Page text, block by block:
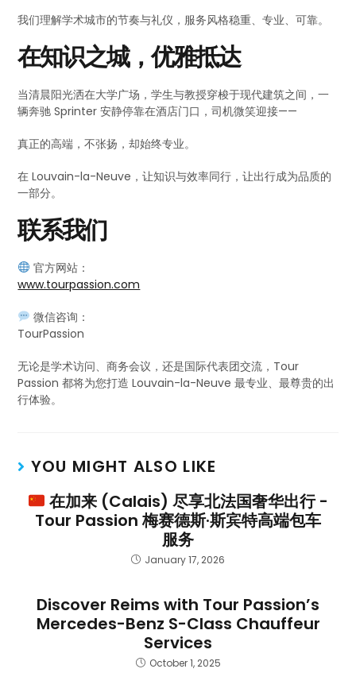
我们理解学术城市的节奏与礼仪，服务风格稳重、专业、可靠。
在知识之城，优雅抵达
当清晨阳光洒在大学广场，学生与教授穿梭于现代建筑之间，一
辆奔驰 Sprinter 安静停靠在酒店门口，司机微笑迎接——
真正的高端，不张扬，却始终专业。
在 Louvain-la-Neuve，让知识与效率同行，让出行成为品质的
一部分。
联系我们
官方网站：
www.tourpassion.com
微信咨询：
TourPassion
无论是学术访问、商务会议，还是国际代表团交流，Tour
Passion 都将为您打造 Louvain-la-Neuve 最专业、最尊贵的出
行体验。
YOU MIGHT ALSO LIKE
在加来 (Calais) 尽享北法国奢华出行 -
Tour Passion 梅赛德斯·斯宾特高端包车
服务
January 17, 2026
Discover Reims with Tour Passion’s
Mercedes-Benz S-Class Chauffeur
Services
October 1, 2025